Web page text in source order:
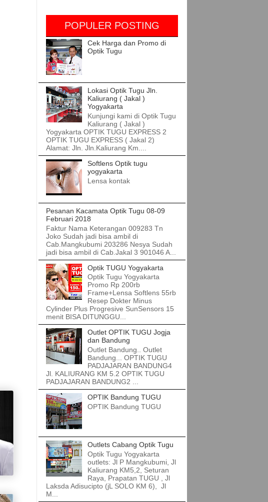
POPULER POSTING
Cek Harga dan Promo di
Optik Tugu
Lokasi Optik Tugu Jln.
Kaliurang ( Jakal )
Yogyakarta
Kunjungi kami di Optik Tugu
Kaliurang ( Jakal )
Yogyakarta OPTIK TUGU EXPRESS 2
OPTIK TUGU EXPRESS ( Jakal 2)
Alamat: Jln. Jln.Kaliurang Km....
Softlens Optik tugu
yogyakarta
Lensa kontak
Pesanan Kacamata Optik Tugu 08-09
Februari 2018
Faktur Nama Keterangan 009283 Tn
Joko Sudah jadi bisa ambil di
Cab.Mangkubumi 203286 Nesya Sudah
jadi bisa ambil di Cab.Jakal 3 901046 A...
Optik TUGU Yogyakarta
Optik Tugu Yogyakarta
Promo Rp 200rb
Frame+Lensa Softlens 55rb
Resep Dokter Minus
Cylinder Plus Progresive SunSensors 15
menit BISA DITUNGGU...
Outlet OPTIK TUGU Jogja
dan Bandung
Outlet Bandung.. Outlet
Bandung... OPTIK TUGU
PADJAJARAN BANDUNG4
Jl. KALIURANG KM 5.2 OPTIK TUGU
PADJAJARAN BANDUNG2 ...
OPTIK Bandung TUGU
OPTIK Bandung TUGU
Outlets Cabang Optik Tugu
Optik Tugu Yogyakarta
outlets: Jl P Mangkubumi, Jl
Kaliurang KM5,2, Seturan
Raya, Prapatan TUGU , Jl
Laksda Adisucipto (jL SOLO KM 6), Jl
M...